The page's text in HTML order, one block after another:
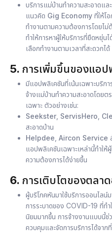
บริการแม่บ้านทำความสะอาดแ
แนวคิด Gig Economy ที่ให้โ
ทำงานตามความต้องการโดยไ
ทำให้การหาผู้ให้บริการที่ยืดหยุ่น
เลือกทำงานตามเวลาที่สะดวกได้
5. การเพิ่มขึ้นของแอป
มีแอปพลิเคชันที่เน้นเฉพาะบริก
จ้างแม่บ้านทำความสะอาดโดย
เฉพาะ ตัวอย่างเช่น:
Seekster ServisHero
สะอาดบ้าน
Helpdee Aircon Service
แอปพลิเคชันเฉพาะเหล่านี้ทำให้
ความต้องการได้ง่ายขึ้น
6. การเติบโตของตลา
ผู้บริโภคหันมาใช้บริการออนไลน์
การระบาดของ COVID-19 ที่ท
นิยมมากขึ้น การจ้างงานแบบนี้ช่
ควบคุมและจัดการบริการได้จาก